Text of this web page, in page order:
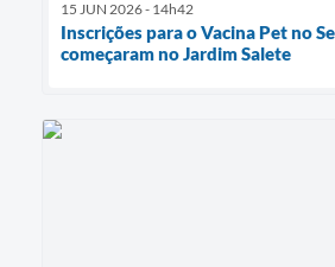
15 JUN 2026 - 14h42
Inscrições para o Vacina Pet no
começaram no Jardim Salete